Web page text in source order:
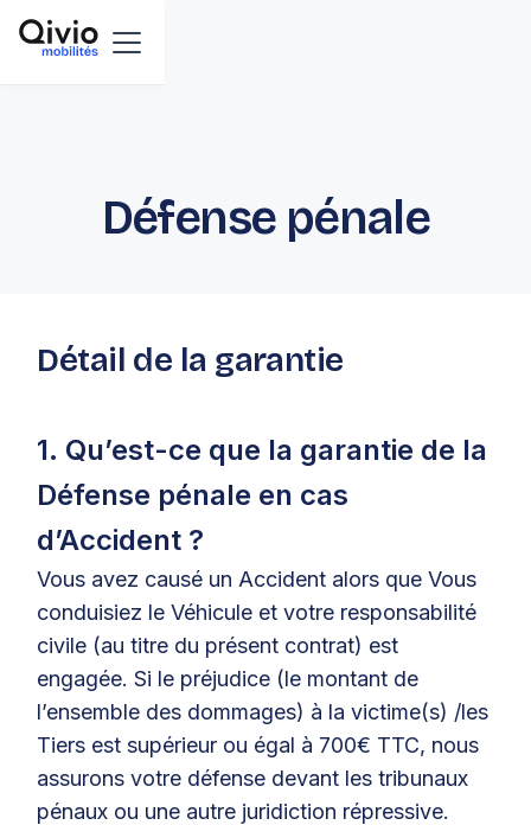
Défense pénale
Détail de la garantie
1. Qu’est-ce que la garantie de la
Défense pénale en cas
d’Accident ?
Vous avez causé un Accident alors que Vous
conduisiez le Véhicule et votre responsabilité
civile (au titre du présent contrat) est
engagée. Si le préjudice (le montant de
l’ensemble des dommages) à la victime(s) /les
Tiers est supérieur ou égal à 700€ TTC, nous
assurons votre défense devant les tribunaux
pénaux ou une autre juridiction répressive.